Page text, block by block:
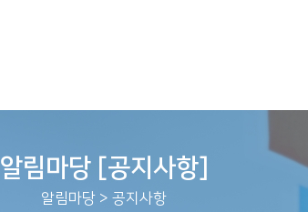
알림마당 [공지사항]
알림마당 > 공지사항